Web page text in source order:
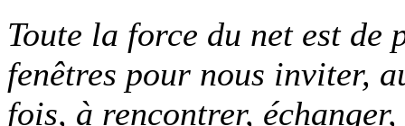
Toute la force du net est de
fenêtres pour nous inviter,
fois, à rencontrer,